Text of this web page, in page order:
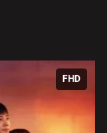
FHD